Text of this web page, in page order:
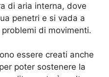
di aria interna, dove
penetri e si vada a
di movimenti.
essere creati anche
poter sostenere la